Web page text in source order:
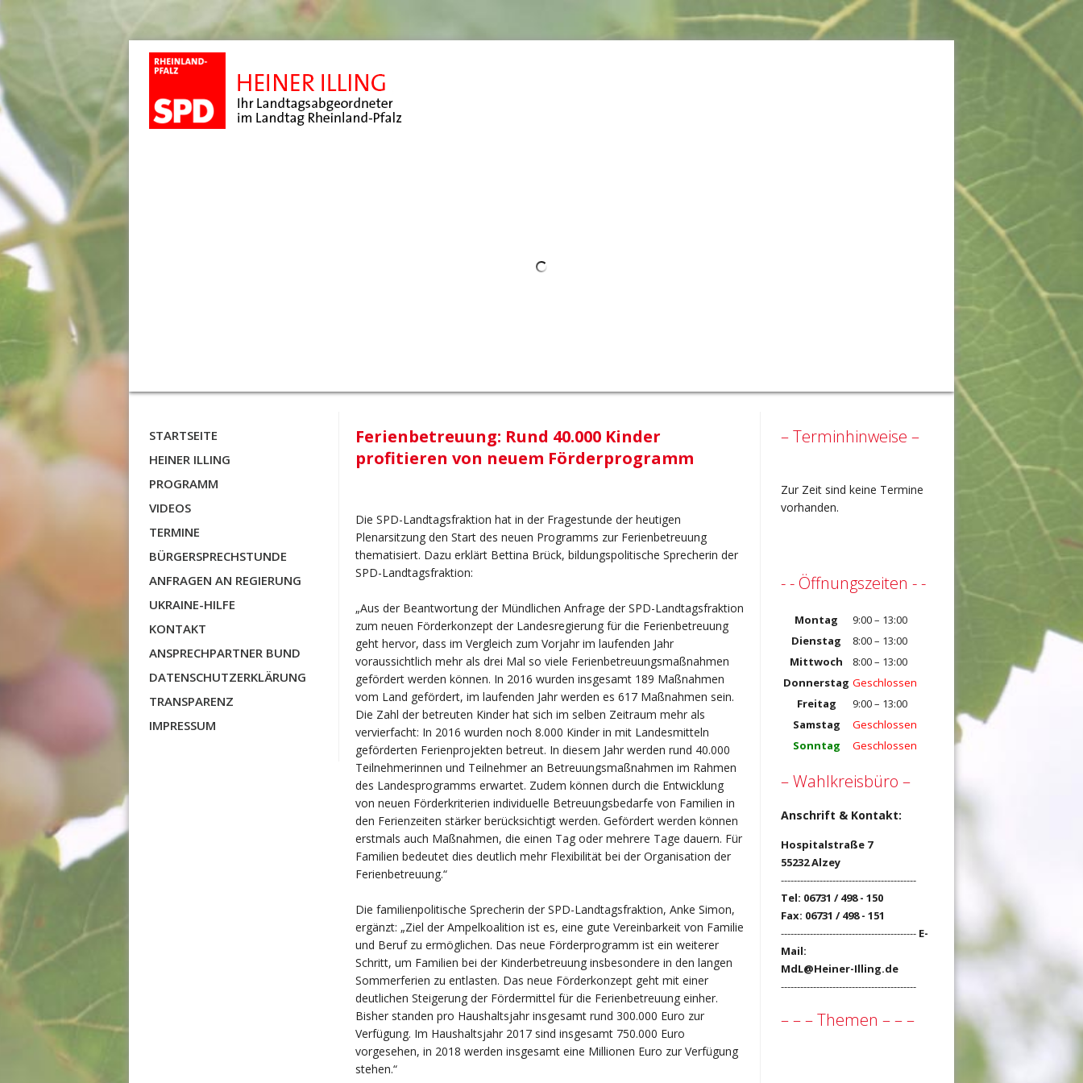
STARTSEITE
HEINER ILLING
PROGRAMM
VIDEOS
TERMINE
BÜRGERSPRECHSTUNDE
ANFRAGEN AN REGIERUNG
UKRAINE-HILFE
KONTAKT
ANSPRECHPARTNER BUND
DATENSCHUTZERKLÄRUNG
TRANSPARENZ
IMPRESSUM
Ferienbetreuung: Rund 40.000 Kinder
profitieren von neuem Förderprogramm
Die SPD-Landtagsfraktion hat in der Fragestunde der heutigen
Plenarsitzung den Start des neuen Programms zur Ferienbetreuung
thematisiert. Dazu erklärt Bettina Brück, bildungspolitische Sprecherin der
SPD-Landtagsfraktion:
„Aus der Beantwortung der Mündlichen Anfrage der SPD-Landtagsfraktion
zum neuen Förderkonzept der Landesregierung für die Ferienbetreuung
geht hervor, dass im Vergleich zum Vorjahr im laufenden Jahr
voraussichtlich mehr als drei Mal so viele Ferienbetreuungsmaßnahmen
gefördert werden können. In 2016 wurden insgesamt 189 Maßnahmen
vom Land gefördert, im laufenden Jahr werden es 617 Maßnahmen sein.
Die Zahl der betreuten Kinder hat sich im selben Zeitraum mehr als
vervierfacht: In 2016 wurden noch 8.000 Kinder in mit Landesmitteln
geförderten Ferienprojekten betreut. In diesem Jahr werden rund 40.000
Teilnehmerinnen und Teilnehmer an Betreuungsmaßnahmen im Rahmen
des Landesprogramms erwartet. Zudem können durch die Entwicklung
von neuen Förderkriterien individuelle Betreuungsbedarfe von Familien in
den Ferienzeiten stärker berücksichtigt werden. Gefördert werden können
erstmals auch Maßnahmen, die einen Tag oder mehrere Tage dauern. Für
Familien bedeutet dies deutlich mehr Flexibilität bei der Organisation der
Ferienbetreuung.“
Die familienpolitische Sprecherin der SPD-Landtagsfraktion, Anke Simon,
ergänzt: „Ziel der Ampelkoalition ist es, eine gute Vereinbarkeit von Familie
und Beruf zu ermöglichen. Das neue Förderprogramm ist ein weiterer
Schritt, um Familien bei der Kinderbetreuung insbesondere in den langen
Sommerferien zu entlasten. Das neue Förderkonzept geht mit einer
deutlichen Steigerung der Fördermittel für die Ferienbetreuung einher.
Bisher standen pro Haushaltsjahr insgesamt rund 300.000 Euro zur
Verfügung. Im Haushaltsjahr 2017 sind insgesamt 750.000 Euro
vorgesehen, in 2018 werden insgesamt eine Millionen Euro zur Verfügung
stehen.“
– Terminhinweise –
Zur Zeit sind keine Termine
vorhanden.
- - Öffnungszeiten - -
Montag
9:00 – 13:00
Dienstag
8:00 – 13:00
Mittwoch
8:00 – 13:00
Donnerstag Geschlossen
Freitag
9:00 – 13:00
Samstag
Geschlossen
Sonntag
Geschlossen
– Wahlkreisbüro –
Anschrift & Kontakt:
Hospitalstraße 7
55232 Alzey
------------------------------------------
Tel: 06731 / 498 - 150
Fax: 06731 / 498 - 151
------------------------------------------ E-
Mail:
MdL@Heiner-Illing.de
------------------------------------------
– – – Themen – – –